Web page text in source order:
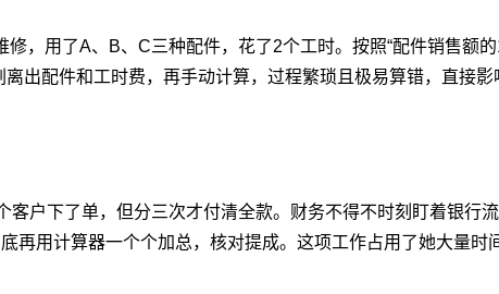
，用了A、B、C三种配件，花了2个工时。按照“配件销售额
出配件和工时费，再手动计算，过程繁琐且极易算错，直接影
客户下了单，但分三次才付清全款。财务不得不时刻盯着银行
再用计算器一个个加总，核对提成。这项工作占用了她大量时